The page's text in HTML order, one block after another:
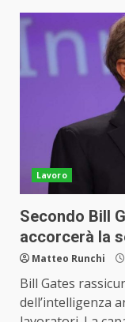
Lavoro
Secondo Bill
accorcerà la
Matteo Runchi
Bill Gates
dell’intelligenza